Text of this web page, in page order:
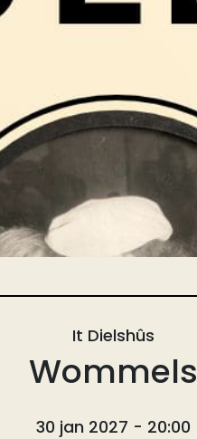
It Dielshûs
Wommels
30 jan 2027 - 20:00